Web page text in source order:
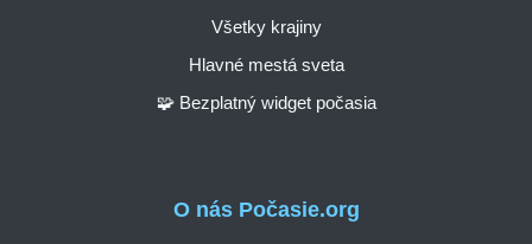
O nás Počasie.org
Všetky krajiny
Hlavné mestá sveta
🧩 Bezplatný widget počasia